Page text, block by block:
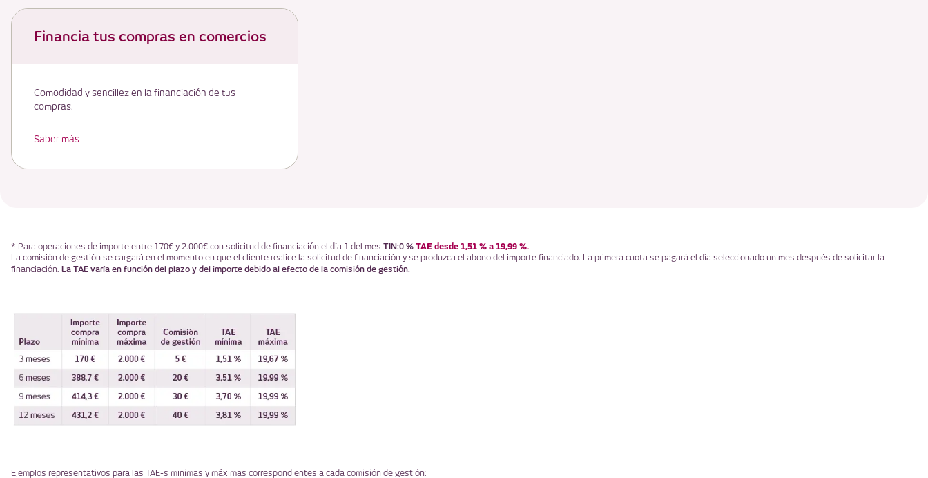
Financia tus compras en comercios
Comodidad y sencillez en la financiación de tus
compras.
Saber más
* Para operaciones de importe entre 170€ y 2.000€ con solicitud de financiación el día 1 del mes TIN:0 % TAE desde 1,51 % a 19,99 %.
La comisión de gestión se cargará en el momento en que el cliente realice la solicitud de financiación y se produzca el abono del importe financiado. La primera cuota se pagará el día seleccionado un mes después de solicitar la
financiación. La TAE varía en función del plazo y del importe debido al efecto de la comisión de gestión.
Ejemplos representativos para las TAE-s mínimas y máximas correspondientes a cada comisión de gestión: